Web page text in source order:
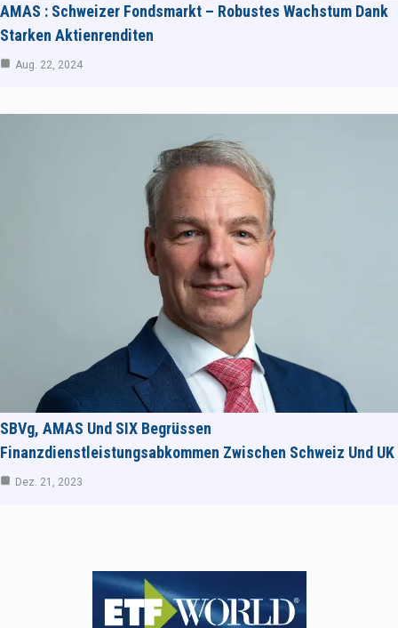
AMAS : Schweizer Fondsmarkt – Robustes Wachstum Dank
Starken Aktienrenditen
Aug. 22, 2024
SBVg, AMAS Und SIX Begrüssen
Finanzdienstleistungsabkommen Zwischen Schweiz Und UK
Dez. 21, 2023